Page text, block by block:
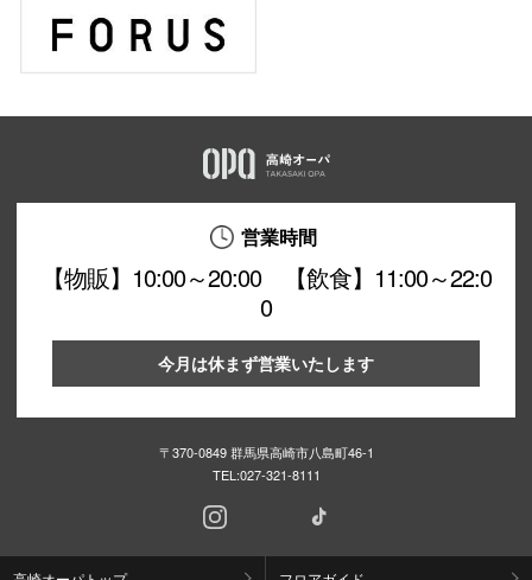
営業時間
【物販】10:00～20:00 【飲食】11:00～22:0
0
今月は休まず営業いたします
〒370-0849 群馬県高崎市八島町46-1
TEL:027-321-8111